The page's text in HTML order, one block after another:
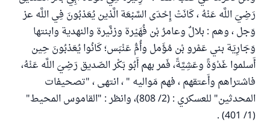
رَضِيَ اللَّه عَنْهُ ، كَانَتْ إِحْدَى السَّبْعَة الَّذين يُعَذبُونَ فِي اللَّه عز
وَجل ، وهم : بلالٌ وعامرُ بْن فُهَيْرة وزنَّيرة والنهدية وابنتها
وَجَارِيَة بني عَمْرو بْن مُؤَمل وأُمُّ عَنْبَس؛ كَانُوا يُعَذبُونَ حِين
أَسلموا غَدْوَةً وعَشِيَّةً، فَمر بهم أَبُو بَكْر الصّديق رَضِيَ اللَّه عَنْهُ،
فاشتراهم وأَعتقهم ، فهم مَواليه " ، انتهى ، "تصحيفات
المحدثين" للعسكري : (2/ 808)، وانظر : "القاموس المحيط"
(1/ 401) .